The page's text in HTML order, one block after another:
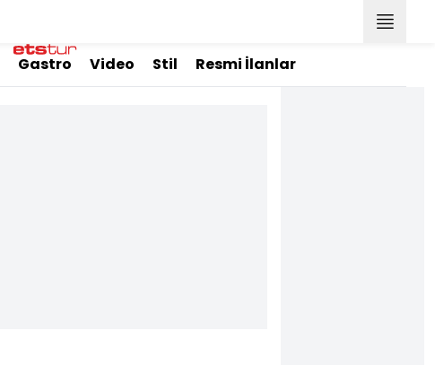
Gastro Video Stil Resmi İlanlar